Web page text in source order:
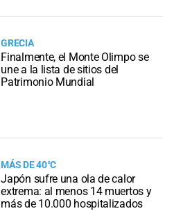
GRECIA
Finalmente, el Monte Olimpo se
une a la lista de sitios del
Patrimonio Mundial
MÁS DE 40°C
Japón sufre una ola de calor
extrema: al menos 14 muertos y
más de 10.000 hospitalizados